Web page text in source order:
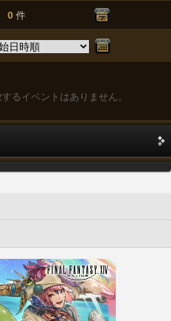
0 件
るイベントはありません。